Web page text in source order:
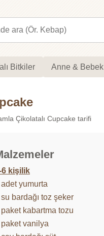
Bitkiler Anne & Bebek
Çikolatalı Cupcake tarifi
6 kişilik
adet yumurta
bardağı toz şeker
paket kabartma tozu
paket vanilya